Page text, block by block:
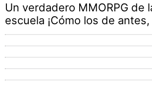
Un verdadero MMORPG de
escuela ¡Cómo los de